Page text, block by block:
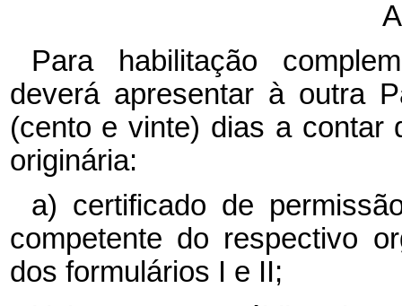
Para habilitação
deverá apresentar à outra
(cento e vinte) dias a contar
originária:
a) certificado de
competente do respectivo
dos formulários I e II;